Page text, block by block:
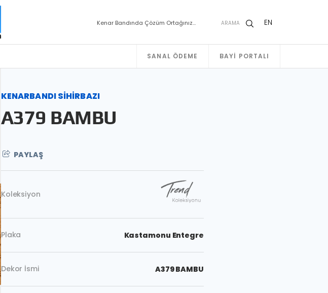
Kenar Bandında Çözüm Ortağınız… ARAMA EN
SANAL ÖDEME BAYI PORTALI
KENARBANDI SİHİRBAZI
A379 BAMBU
PAYLAŞ
Koleksiyon
Plaka Kastamonu Entegre
Dekor İsmi A379 BAMBU